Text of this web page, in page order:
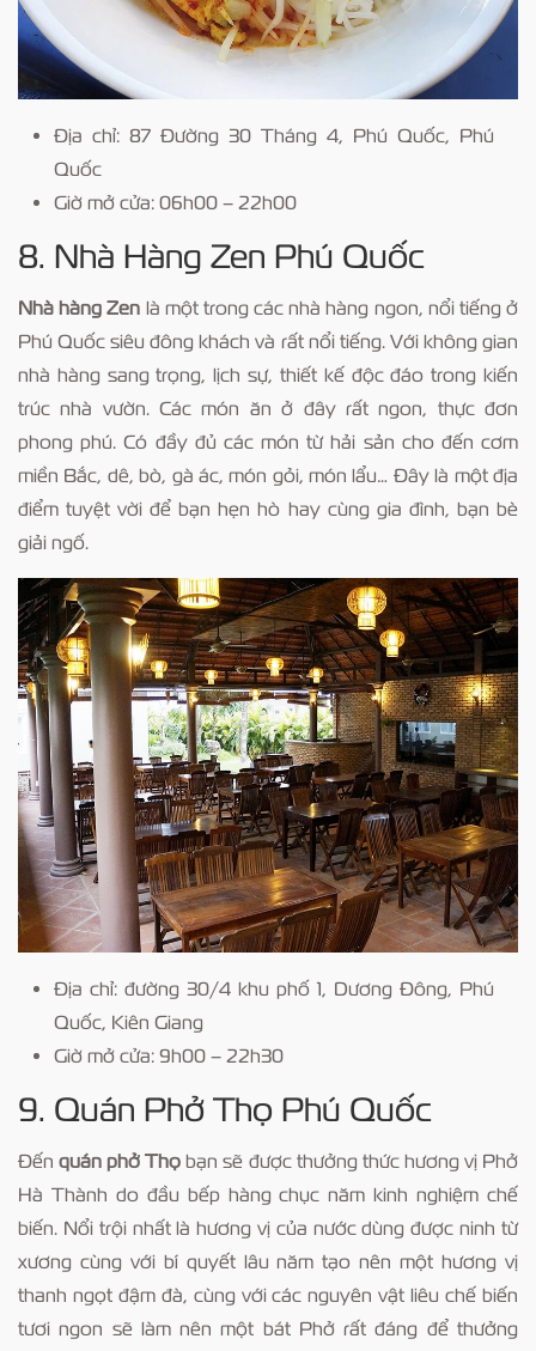
Địa chỉ: 87 Đường 30 Tháng 4, Phú Quốc, Phú
Quốc
Giờ mở cửa: 06h00 – 22h00
8. Nhà Hàng Zen Phú Quốc
Nhà hàng Zen là một trong các nhà hàng ngon, nổi tiếng ở
Phú Quốc siêu đông khách và rất nổi tiếng. Với không gian
nhà hàng sang trọng, lịch sự, thiết kế độc đáo trong kiến
trúc nhà vườn. Các món ăn ở đây rất ngon, thực đơn
phong phú. Có đầy đủ các món từ hải sản cho đến cơm
miền Bắc, dê, bò, gà ác, món gỏi, món lẩu… Đây là một địa
điểm tuyệt vời để bạn hẹn hò hay cùng gia đình, bạn bè
giải ngố.
Địa chỉ: đường 30/4 khu phố 1, Dương Đông, Phú
Quốc, Kiên Giang
Giờ mở cửa: 9h00 – 22h30
9. Quán Phở Thọ Phú Quốc
Đến quán phở Thọ bạn sẽ được thưởng thức hương vị Phở
Hà Thành do đầu bếp hàng chục năm kinh nghiệm chế
biến. Nổi trội nhất là hương vị của nước dùng được ninh từ
xương cùng với bí quyết lâu năm tạo nên một hương vị
thanh ngọt đậm đà, cùng với các nguyên vật liêu chế biến
tươi ngon sẽ làm nên một bát Phở rất đáng để thưởng